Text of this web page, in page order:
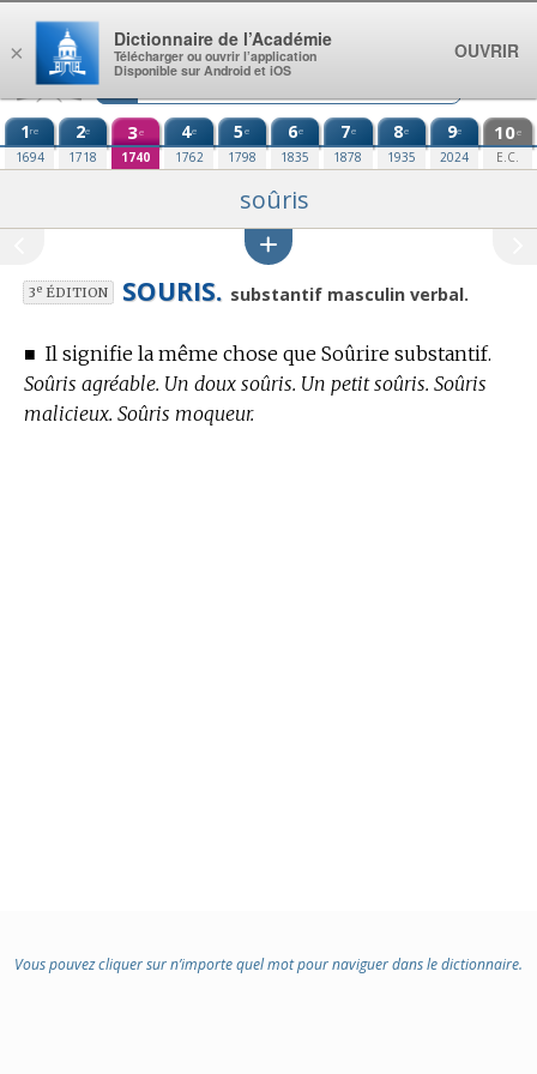
Aller au contenu
1re
1694
2e
1718
3e
1740
4e
1762
5e
1798
6e
1835
7e
1878
8e
1935
9e
2024
10e
E.C.
soûris
3eÉDITION SOURIS. substantif masculin verbal.
■ Il signifie la même chose que Soûrire substantif.
Soûris agréable. Un doux soûris. Un petit soûris. Soûris
malicieux. Soûris moqueur.
Vous pouvez cliquer sur n’importe quel mot pour naviguer dans le dictionnaire.
×
Dictionnaire de l’Académie
Télécharger ou ouvrir l’application
Disponible sur Android et iOS
OUVRIR